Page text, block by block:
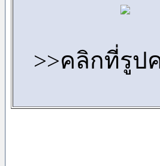
>>คลิกที่รูป